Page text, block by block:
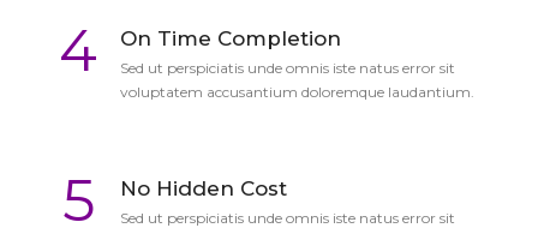
4 On Time Completion
Sed ut perspiciatis unde omnis iste natus error sit
voluptatem accusantium doloremque laudantium.
5 No Hidden Cost
Sed ut perspiciatis unde omnis iste natus error sit